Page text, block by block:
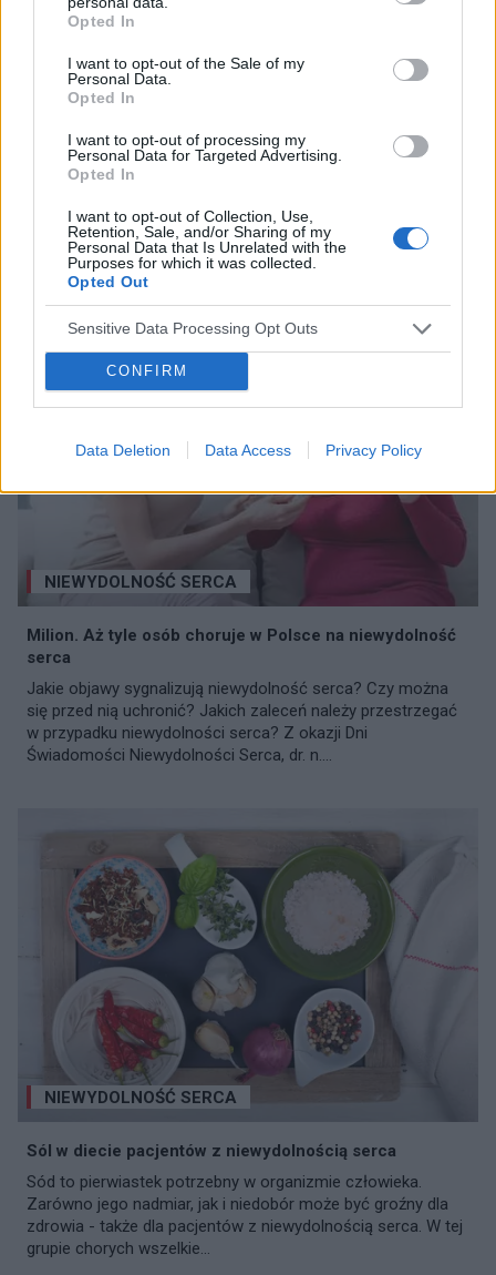
Opted In
I want to opt-out of the Sale of my
Personal Data.
Opted In
I want to opt-out of processing my
Personal Data for Targeted Advertising.
Opted In
I want to opt-out of Collection, Use,
Retention, Sale, and/or Sharing of my
Personal Data that Is Unrelated with the
Purposes for which it was collected.
Opted Out
Sensitive Data Processing Opt Outs
CONFIRM
Data Deletion Data Access Privacy Policy
NIEWYDOLNOŚĆ SERCA
pacjentów z niewydolnością serca
Decyzje Ministerstwa Zdrowia w zakresie zwiększenia
przewlekłej chorobie nerek, powiększenie palety narzędzi
diagnostycznych w ramach...
NIEWYDOLNOŚĆ SERCA
Milion. Aż tyle osób choruje w Polsce na niewydolność
serca
Jakie objawy sygnalizują niewydolność serca? Czy można
się przed nią uchronić? Jakich zaleceń należy przestrzegać
w przypadku niewydolności serca? Z okazji Dni
Świadomości Niewydolności Serca, dr. n....
NIEWYDOLNOŚĆ SERCA
Sól w diecie pacjentów z niewydolnością serca
Sód to pierwiastek potrzebny w organizmie człowieka.
Zarówno jego nadmiar, jak i niedobór może być groźny dla
zdrowia - także dla pacjentów z niewydolnością serca. W tej
grupie chorych wszelkie...